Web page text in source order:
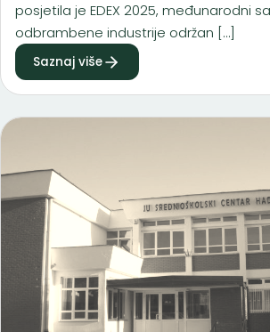
posjetila je EDEX 2025, međunarodni
odbrambene industrije održan […]
Saznaj više